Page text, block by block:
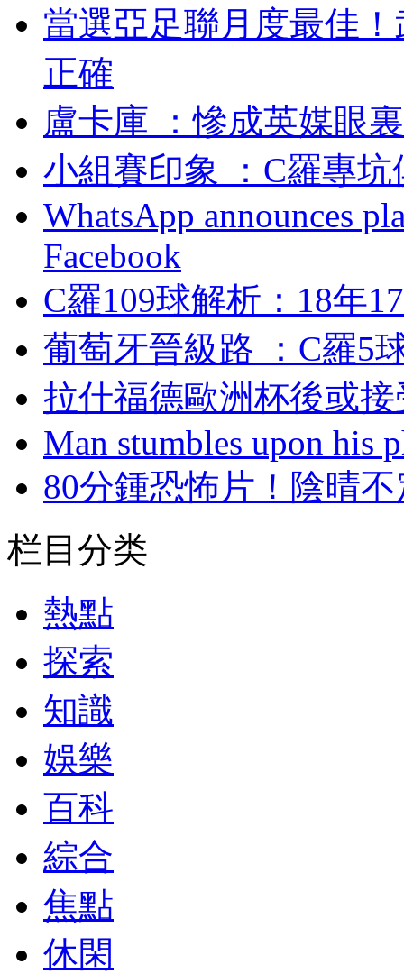
當選亞足聯月度最佳
正確
盧卡庫 ：慘成英媒
小組賽印象 ：C羅專
WhatsApp announces
Facebook
C羅109球解析：18
葡萄牙晉級路 ：C
拉什福德歐洲杯後或
Man stumbles upon his
80分鍾恐怖片！陰
栏目分类
熱點
探索
知識
娛樂
百科
綜合
焦點
休閑